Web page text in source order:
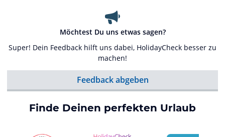
Möchtest Du uns etwas sagen?
Super! Dein Feedback hilft uns dabei, HolidayCheck besser zu
machen!
Feedback abgeben
Finde Deinen perfekten Urlaub